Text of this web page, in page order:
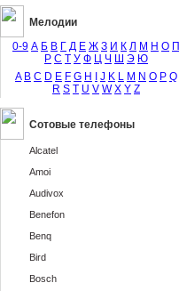
Мелодии
0-9 А Б В Г Д Е Ж З И К Л М Н О П
Р С Т У Ф Ц Ч Ш Э Ю
A B C D E F G H J K L M N O P Q
R S T U V W X Y Z
Сотовые телефоны
Alcatel
Amoi
Audivox
Benefon
Benq
Bird
Bosch